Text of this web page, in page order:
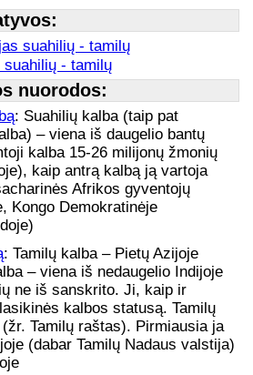
suahilių - tamilų
- tamilų
nuorodos:
: Suahilių kalba (taip pat
– viena iš daugelio bantų
kalba 15-26 milijonų žmonių
kaip antrą kalbą ją vartoja
Afrikos gyventojų
Kongo Demokratinėje
: Tamilų kalba – Pietų Azijoje
– viena iš nedaugelio Indijoje
ne iš sanskrito. Ji, kaip ir
kalbos statusą. Tamilų
Tamilų raštas). Pirmiausia ja
(dabar Tamilų Nadaus valstija)